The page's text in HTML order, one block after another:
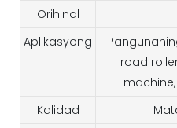
Orihinal
Aplikasyong
road
Kalidad